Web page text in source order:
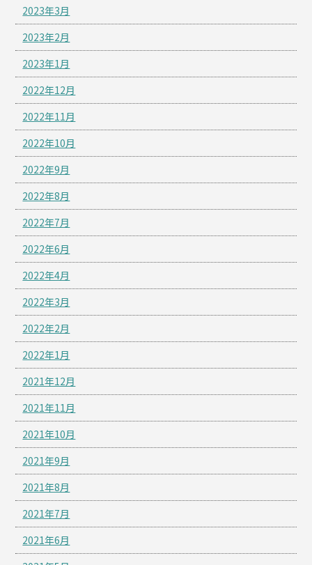
2023年3月
2023年2月
2023年1月
2022年12月
2022年11月
2022年10月
2022年9月
2022年8月
2022年7月
2022年6月
2022年4月
2022年3月
2022年2月
2022年1月
2021年12月
2021年11月
2021年10月
2021年9月
2021年8月
2021年7月
2021年6月